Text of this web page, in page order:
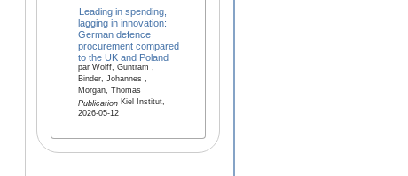
Leading in spending,
lagging in innovation:
German defence
procurement compared
to the UK and Poland
par Wolff, Guntram ,
Binder, Johannes ,
Morgan, Thomas
PublicationKiel Institut,
2026-05-12